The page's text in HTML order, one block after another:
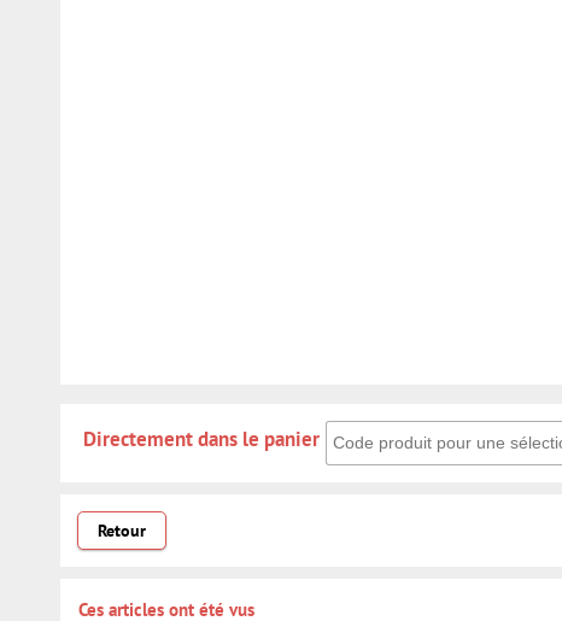
Directement dans le panier Directement dans le panier:
Retour
Ces articles ont été vus